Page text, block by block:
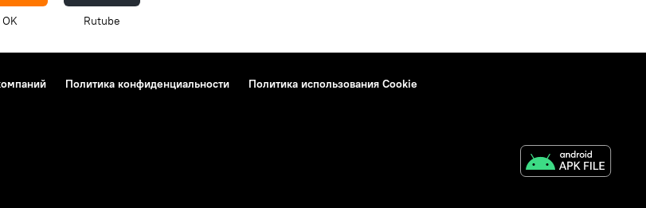
OK Rutube
Политика конфиденциальности
Политика использования Cookie